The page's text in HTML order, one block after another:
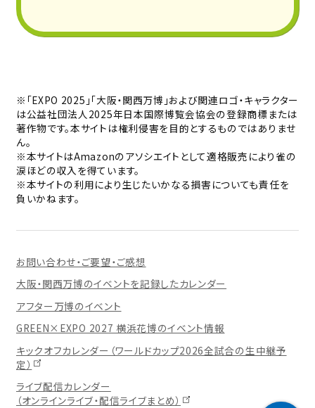
※「EXPO 2025」「大阪・関西万博」および関連ロゴ・キャラクター
は公益社団法人2025年日本国際博覧会協会の登録商標または
著作物です。本サイトは権利侵害を目的とするものではありませ
ん。
※本サイトはAmazonのアソシエイトとして適格販売により雀の
涙ほどの収入を得ています。
※本サイトの利用により生じたいかなる損害についても責任を
負いかねます。
お問い合わせ・ご要望・ご感想
大阪・関西万博のイベントを記録したカレンダー
アフター万博のイベント
GREEN×EXPO 2027 横浜花博のイベント情報
キックオフカレンダー（ワールドカップ2026全試合の生中継予
定）
ライブ配信カレンダー
（オンラインライブ・配信ライブまとめ）